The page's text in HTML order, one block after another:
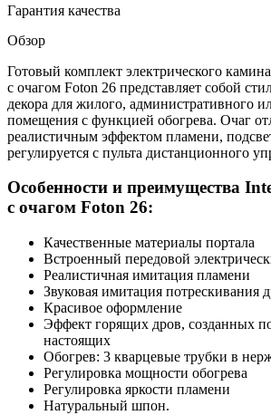
Гарантия качества
Обзор
Готовый комплект электрического
с очагом Foton 26 представляет собой
декора для жилого, административного
помещения с функцией обогрева. Очаг
реалистичным эффектом пламени,
регулируется с пульта дистанционного
Особенности и преимущества
с очагом Foton 26:
Качественные материалы портала
Встроенный передовой
Реалистичная имитация пламени
Звуковая имитация потрескивания
Красивое оформление
Эффект горящих дров, созданных
настоящих
Обогрев: 3 кварцевые трубки в
Регулировка мощности обогрева
Регулировка яркости пламени
Натуральный шпон.